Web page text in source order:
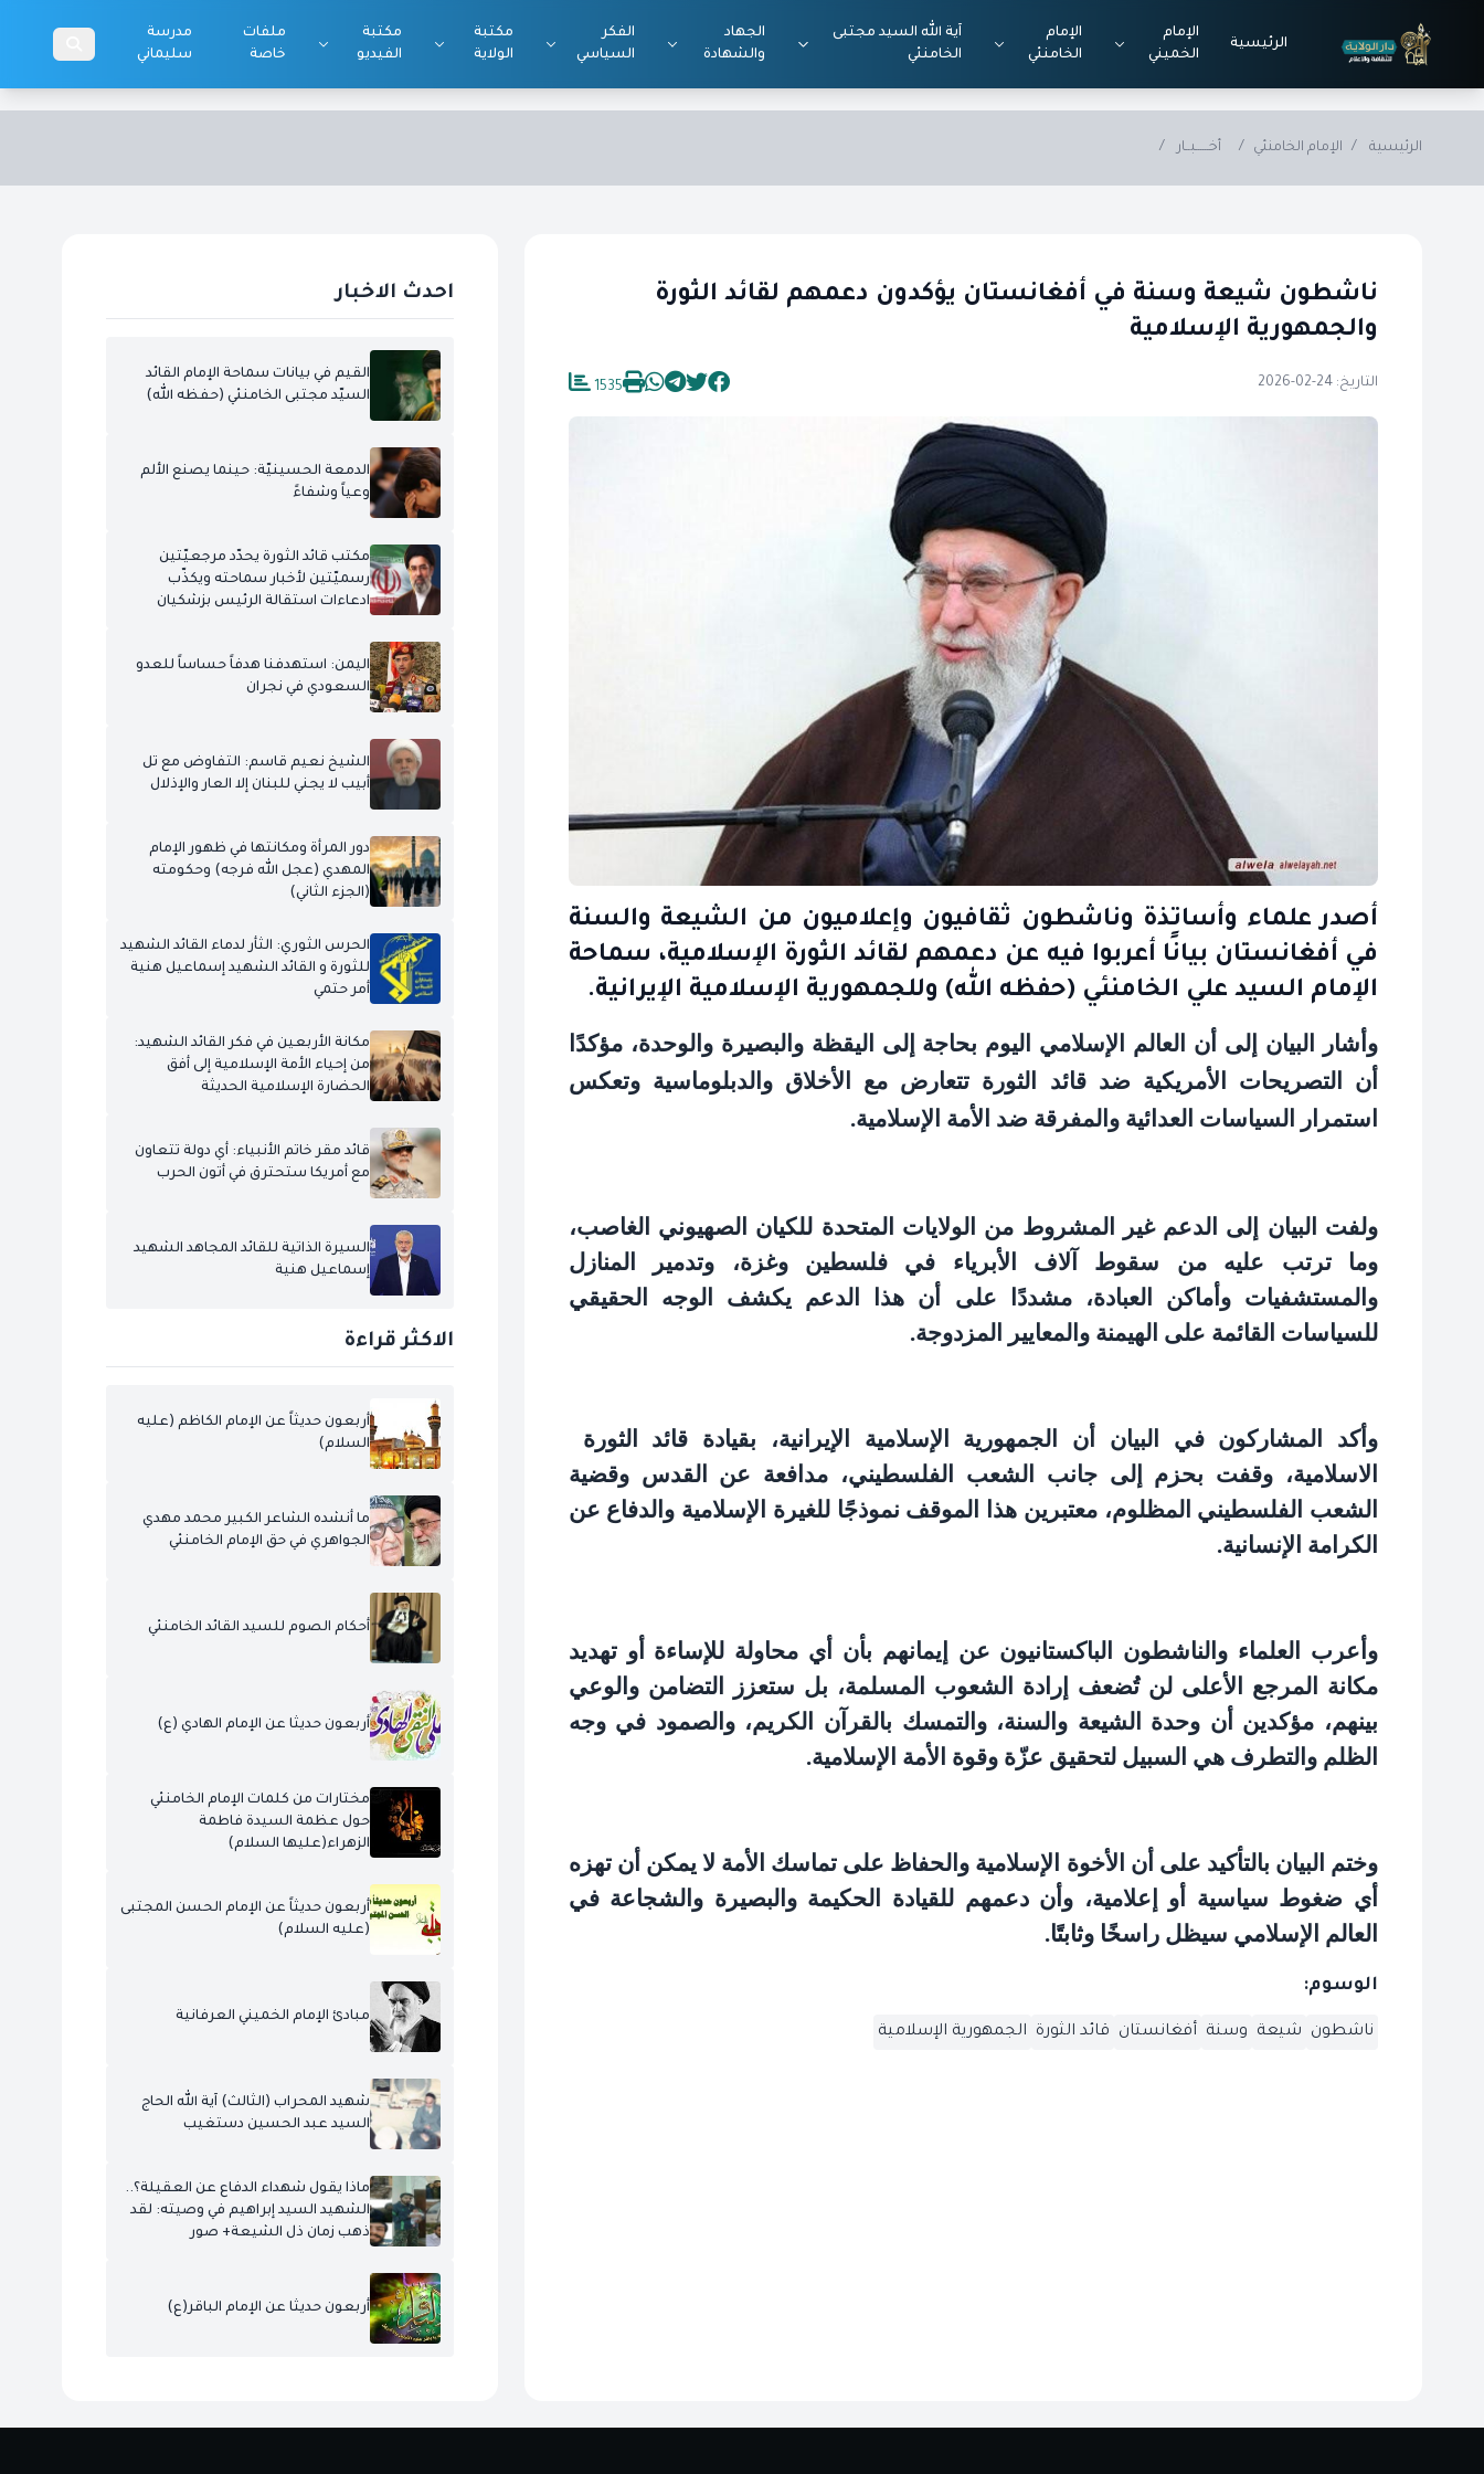
الرئيسية
الإمام
الخميني
الإمام
الخامنئي
آية الله السيد مجتبى
الخامنئي
الجهاد
والشهادة
الفكر
السياسي
مكتبة
الولاية
مكتبة
الفيديو
ملفات
خاصة
مدرسة
سليماني
الرئيسية / الإمام الخامنئي / أخــــــبــار /
ناشطون شيعة وسنة في أفغانستان يؤكدون دعمهم لقائد الثورة
والجمهورية الإسلامية
التاريخ: 24-02-2026 1535
أصدر علماء وأساتذة وناشطون ثقافيون وإعلاميون من الشيعة والسنة
في أفغانستان بيانًا أعربوا فيه عن دعمهم لقائد الثورة الإسلامية، سماحة
الإمام السيد علي الخامنئي (حفظه الله) وللجمهورية الإسلامية الإيرانية.
وأشار البيان إلى أن العالم الإسلامي اليوم بحاجة إلى اليقظة والبصيرة والوحدة، مؤكدًا
أن التصريحات الأمريكية ضد قائد الثورة تتعارض مع الأخلاق والدبلوماسية وتعكس
استمرار السياسات العدائية والمفرقة ضد الأمة الإسلامية.
ولفت البيان إلى الدعم غير المشروط من الولايات المتحدة للكيان الصهيوني الغاصب،
وما ترتب عليه من سقوط آلاف الأبرياء في فلسطين وغزة، وتدمير المنازل
والمستشفيات وأماكن العبادة، مشددًا على أن هذا الدعم يكشف الوجه الحقيقي
للسياسات القائمة على الهيمنة والمعايير المزدوجة.
وأكد المشاركون في البيان أن الجمهورية الإسلامية الإيرانية، بقيادة قائد الثورة
الاسلامیة، وقفت بحزم إلى جانب الشعب الفلسطيني، مدافعة عن القدس وقضية
الشعب الفلسطيني المظلوم، معتبرين هذا الموقف نموذجًا للغيرة الإسلامية والدفاع عن
الكرامة الإنسانية.
وأعرب العلماء والناشطون الباكستانيون عن إيمانهم بأن أي محاولة للإساءة أو تهديد
مكانة المرجع الأعلى لن تُضعف إرادة الشعوب المسلمة، بل ستعزز التضامن والوعي
بينهم، مؤكدين أن وحدة الشيعة والسنة، والتمسك بالقرآن الكريم، والصمود في وجه
الظلم والتطرف هي السبيل لتحقيق عزّة وقوة الأمة الإسلامية.
وختم البيان بالتأكيد على أن الأخوة الإسلامية والحفاظ على تماسك الأمة لا يمكن أن تهزه
أي ضغوط سياسية أو إعلامية، وأن دعمهم للقيادة الحكيمة والبصيرة والشجاعة في
العالم الإسلامي سيظل راسخًا وثابتًا.
الوسوم:
ناشطون شيعة وسنة أفغانستان قائد الثورة الجمهورية الإسلامية
احدث الاخبار
القيم في بيانات سماحة الإمام القائد
السيّد مجتبى الخامنئي (حفظه الله)
الدمعة الحسينيّة: حينما يصنع الألم
وعياً وشفاءً
مكتب قائد الثورة يحدّد مرجعيّتين
رسميّتين لأخبار سماحته ويكذّب
ادعاءات استقالة الرئيس بزشكيان
اليمن: استهدفنا هدفاً حساساً للعدو
السعودي في نجران
الشيخ نعيم قاسم: التفاوض مع تل
أبيب لا يجني للبنان إلا العار والإذلال
دور المرأة ومكانتها في ظهور الإمام
المهدي (عجل الله فرجه) وحكومته
(الجزء الثاني)
الحرس الثوري: الثأر لدماء القائد الشهيد
للثورة و القائد الشهيد إسماعيل هنية
أمر حتمي
مكانة الأربعين في فكر القائد الشهيد:
من إحياء الأمة الإسلامية إلى أفق
الحضارة الإسلامية الحديثة
قائد مقر خاتم الأنبياء: أي دولة تتعاون
مع أمريكا ستحترق في أتون الحرب
السيرة الذاتية للقائد المجاهد الشهيد
إسماعيل هنية
الاكثر قراءة
أربعون حديثاً عن الإمام الكاظم (عليه
السلام)
ما أنشده الشاعر الكبير محمد مهدي
الجواهري في حق الإمام الخامنئي
أحكام الصوم للسيد القائد الخامنئي
أربعون حديثا عن الإمام الهادي (ع)
مختارات من كلمات الإمام الخامنئي
حول عظمة السيدة فاطمة
الزهراء(عليها السلام)
أربعون حديثاً عن الإمام الحسن المجتبى
(عليه السلام)
مبادئ الإمام الخميني العرفانية
شهيد المحراب (الثالث) آية الله الحاج
السيد عبد الحسين دستغيب
ماذا يقول شهداء الدفاع عن العقيلة؟..
الشهيد السيد إبراهيم في وصيته: لقد
ذهب زمان ذل الشيعة+ صور
أربعون حديثا عن الإمام الباقر(ع)